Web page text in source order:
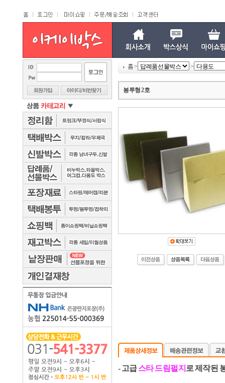
홈> >
봉투형 2 호
- 고급스타 드림펄지 로 제작된